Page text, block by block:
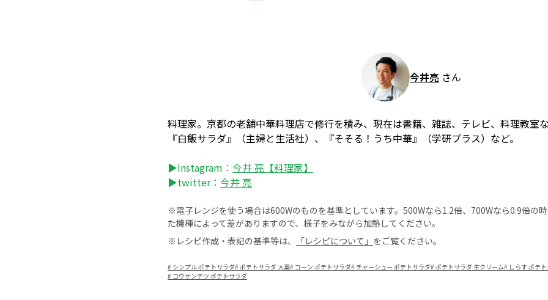
今井亮 さん
料理家。京都の老舗中華料理店で修行を積み、現在は書籍、雑誌、テレビ、料理教室
『白飯サラダ』（主婦と生活社）、『そそる！うち中華』（学研プラス）など。
▶Instagram： 今井 亮【料理家】
▶twitter： 今井 亮
※電子レンジを使う場合は600Wのものを基準としています。500Wなら1.2倍、700Wなら0.9倍の
た機種によって差がありますので、様子をみながら加熱してください。
※レシピ作成・表記の基準等は、
「レシピについて」 をご覧ください。
# シンプル ポテトサラダ#ポテトサラダ 大葉# コーン ポテトサラダ# チャーシュー ポテトサラダ#ポテトサラダ 生クリーム# しらす ポテ
# コウケンテツ ポテトサラダ